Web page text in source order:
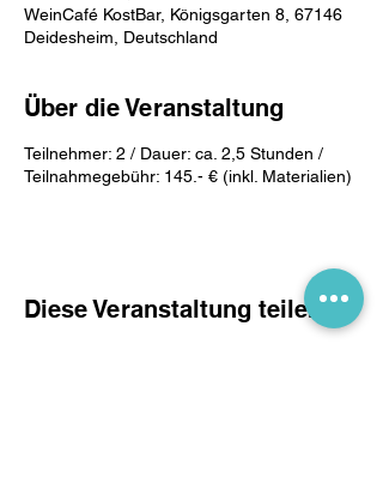
WeinCafé KostBar, Königsgarten 8, 67146
Deidesheim, Deutschland
Über die Veranstaltung
Teilnehmer: 2 / Dauer: ca. 2,5 Stunden /
Teilnahmegebühr: 145.- € (inkl. Materialien)
Diese Veranstaltung teilen